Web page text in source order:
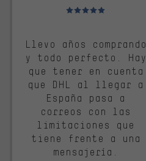
Valoración media: 5 de 5
Llevo años comprando
y todo perfecto. Hay
que tener en cuenta
que DHL al llegar a
España pasa a
correos con las
limitaciones que
tiene frente a una
mensajería.